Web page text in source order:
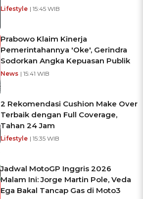
Lifestyle | 15:45 WIB
Prabowo Klaim Kinerja
Pemerintahannya 'Oke', Gerindra
Sodorkan Angka Kepuasan Publik
News | 15:41 WIB
2 Rekomendasi Cushion Make Over
Terbaik dengan Full Coverage,
Tahan 24 Jam
Lifestyle | 15:35 WIB
Jadwal MotoGP Inggris 2026
Malam Ini: Jorge Martin Pole, Veda
Ega Bakal Tancap Gas di Moto3